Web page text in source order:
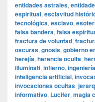
entidades astrales,
espiritual, esclavitud
tecnológica, esclavo,
falsa bandera, falsa
fractura de voluntad,
oscuras, gnosis, gobierno
herejía, herencia oculta,
illuminati, infierno,
inteligencia artificial,
invocaciones ocultas,
informativo, Lucifer, magia